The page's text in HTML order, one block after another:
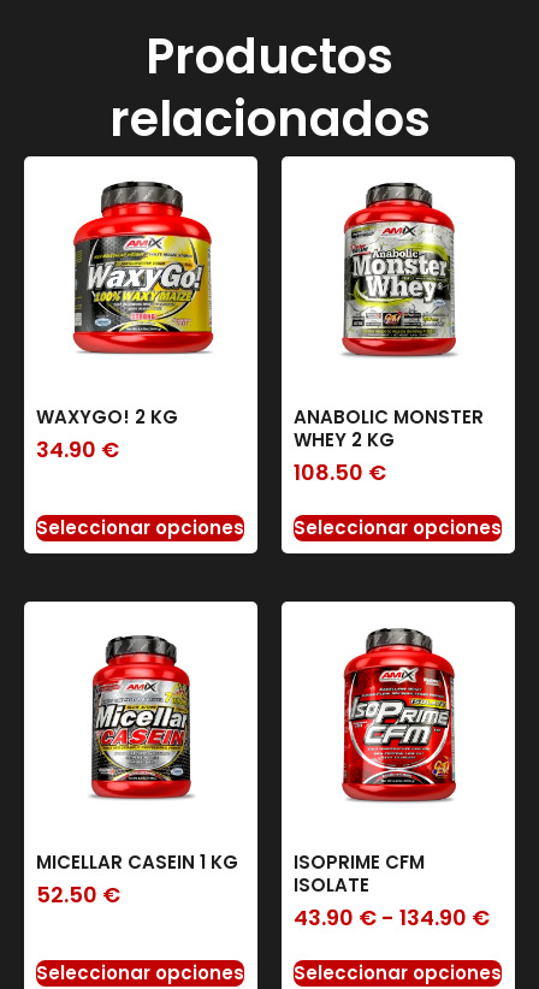
Productos
relacionados
WAXYGO! 2 KG
34.90 €
Seleccionar opciones
ANABOLIC MONSTER
WHEY 2 KG
108.50 €
Seleccionar opciones
MICELLAR CASEIN 1 KG
52.50 €
Seleccionar opciones
ISOPRIME CFM
ISOLATE
43.90 € - 134.90 €
Seleccionar opciones